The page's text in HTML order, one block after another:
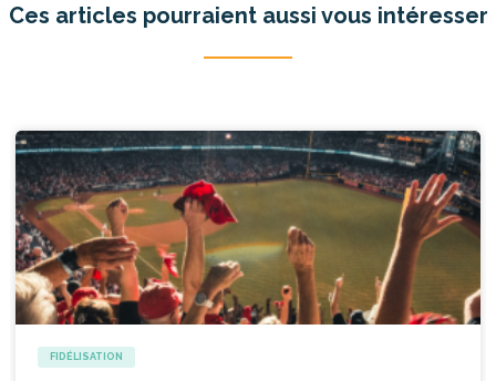
Ces articles pourraient aussi vous intéresser
FIDÉLISATION